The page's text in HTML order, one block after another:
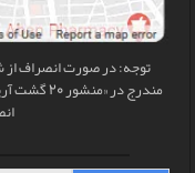
توجه: در صورت انصراف
مندرج در